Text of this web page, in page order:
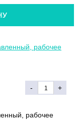
- +
рабочее